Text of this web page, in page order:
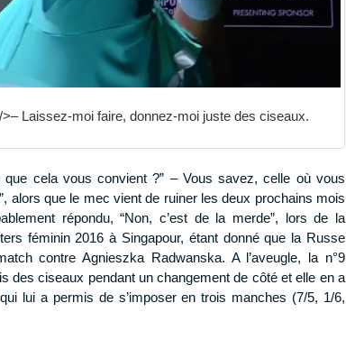
Laissez-moi faire, donnez-moi juste des ciseaux.
cela vous convient ?” – Vous savez, celle où vous
alors que le mec vient de ruiner les deux prochains mois
répondu, “Non, c’est de la merde”, lors de la
féminin 2016 à Singapour, étant donné que la Russe
contre Agnieszka Radwanska. A l’aveugle, la n°9
des ciseaux pendant un changement de côté et elle en a
lui a permis de s’imposer en trois manches (7/5, 1/6,